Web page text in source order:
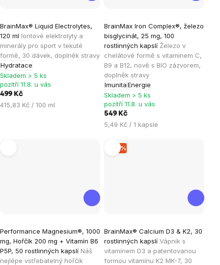
BrainMax® Liquid Electrolytes,
120 ml Iontové elektrolyty a
minerály pro sport v tekuté
formě, 30 dávek, doplněk stravy
Hydratace
hodnocení
produktu
je
5,0
z
5
hvězdiček.
Skladem > 5 ks
pozítří 11.8. u vás
499 Kč
Měrná
415,83 Kč / 100 ml
BrainMax Iron Complex®, železo
bisglycinát, 25 mg, 100
rostlinných kapslí Železo v
chelátové formě s vitamínem C,
B9 a B12, nově s BIO zázvorem,
doplněk stravy
ImunitaEnergie
hodnocení
produktu
je
4,8
z
5
hvězdiček.
Skladem > 5 ks
pozítří 11.8. u vás
549 Kč
Měrná
5,49 Kč / 1 kapsle
Performance Magnesium®, 1000
mg, Hořčík 200 mg + Vitamín B6
P5P, 50 rostlinných kapslí Náš
nejlépe vstřebatelný hořčík
hodnocení
produktu
je
–15 %
BrainMax® Calcium D3 & K2, 30
rostlinných kapslí Vápník s
vitamínem D3 a patentovanou
formou vitamínu K2 MK-7, 30
hodnocení
produktu
je